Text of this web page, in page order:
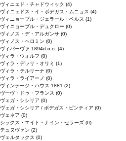
ヴィニェド・チャドウィック (4)
ヴィニェドス・イ・ボデガス・ムニョス (4)
ヴィニョーブル・ジェラール・ペルス (1)
ヴィニョーブル・デュクロー (0)
ヴィノス・デ・アルガンサ (0)
ヴィノス・ヘロミン (0)
ヴィパーヴァ 1894d.o.o. (4)
ヴィラ・ウォルフ (0)
ヴィラ・デッリ・オリミ (1)
ヴィラ・テルリーナ (0)
ヴィラ・ライアーノ (0)
ヴィンテージ・ハウス 1881 (2)
ヴーヴ・ドゥ・フランス (0)
ヴェガ・シシリア (0)
ヴェガ・シシリア / ボデガス・ピンティア (0)
ヴェネア (0)
シックス・エイト・ナイン・セラーズ (0)
テュヌヴァン (2)
ヴェルタックス (0)